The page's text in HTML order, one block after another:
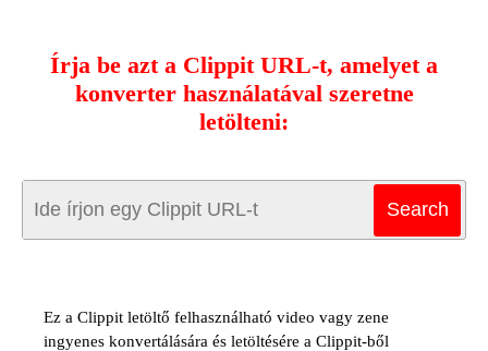
Írja be azt a Clippit URL-t, amelyet a
konverter használatával szeretne
letölteni:
Ez a Clippit letöltő felhasználható video vagy zene
ingyenes konvertálására és letöltésére a Clippit-ből